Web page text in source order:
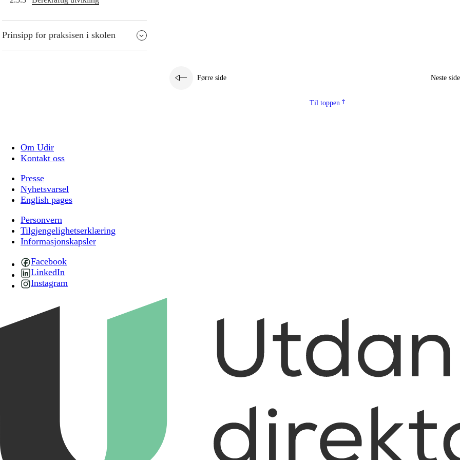
Prinsipp for praksisen i skolen
Førre side Neste side
Til toppen
Om Udir
Kontakt oss
Presse
Nyhetsvarsel
English pages
Personvern
Tilgjengelighetserklæring
Informasjonskapsler
Facebook
LinkedIn
Instagram